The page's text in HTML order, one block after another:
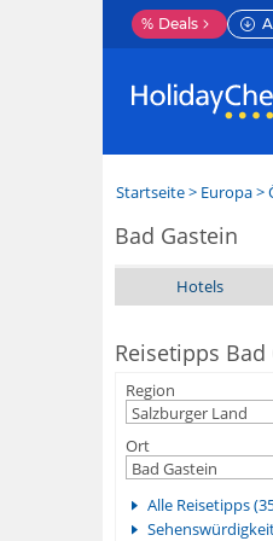
% Deals
Startseite> Europa>
Bad Gastein
Hotels
Reisetipps Bad
Region
Ort
Alle Reisetipps